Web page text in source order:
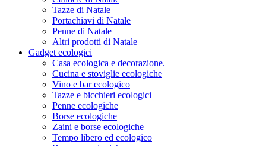
Tazze di Natale
Portachiavi di Natale
Penne di Natale
Altri prodotti di Natale
Gadget ecologici
Casa ecologica e decorazione.
Cucina e stoviglie ecologiche
Vino e bar ecologico
Tazze e bicchieri ecologici
Penne ecologiche
Borse ecologiche
Zaini e borse ecologiche
Tempo libero ed ecologico